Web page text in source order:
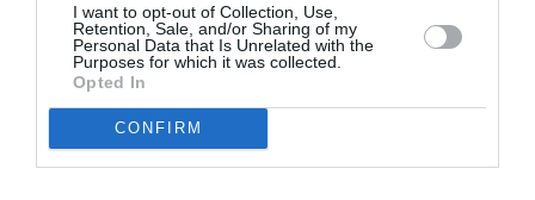
I want to opt-out of Collection, Use,
Retention, Sale, and/or Sharing of my
Personal Data that Is Unrelated with the
Purposes for which it was collected.
Opted In
CONFIRM